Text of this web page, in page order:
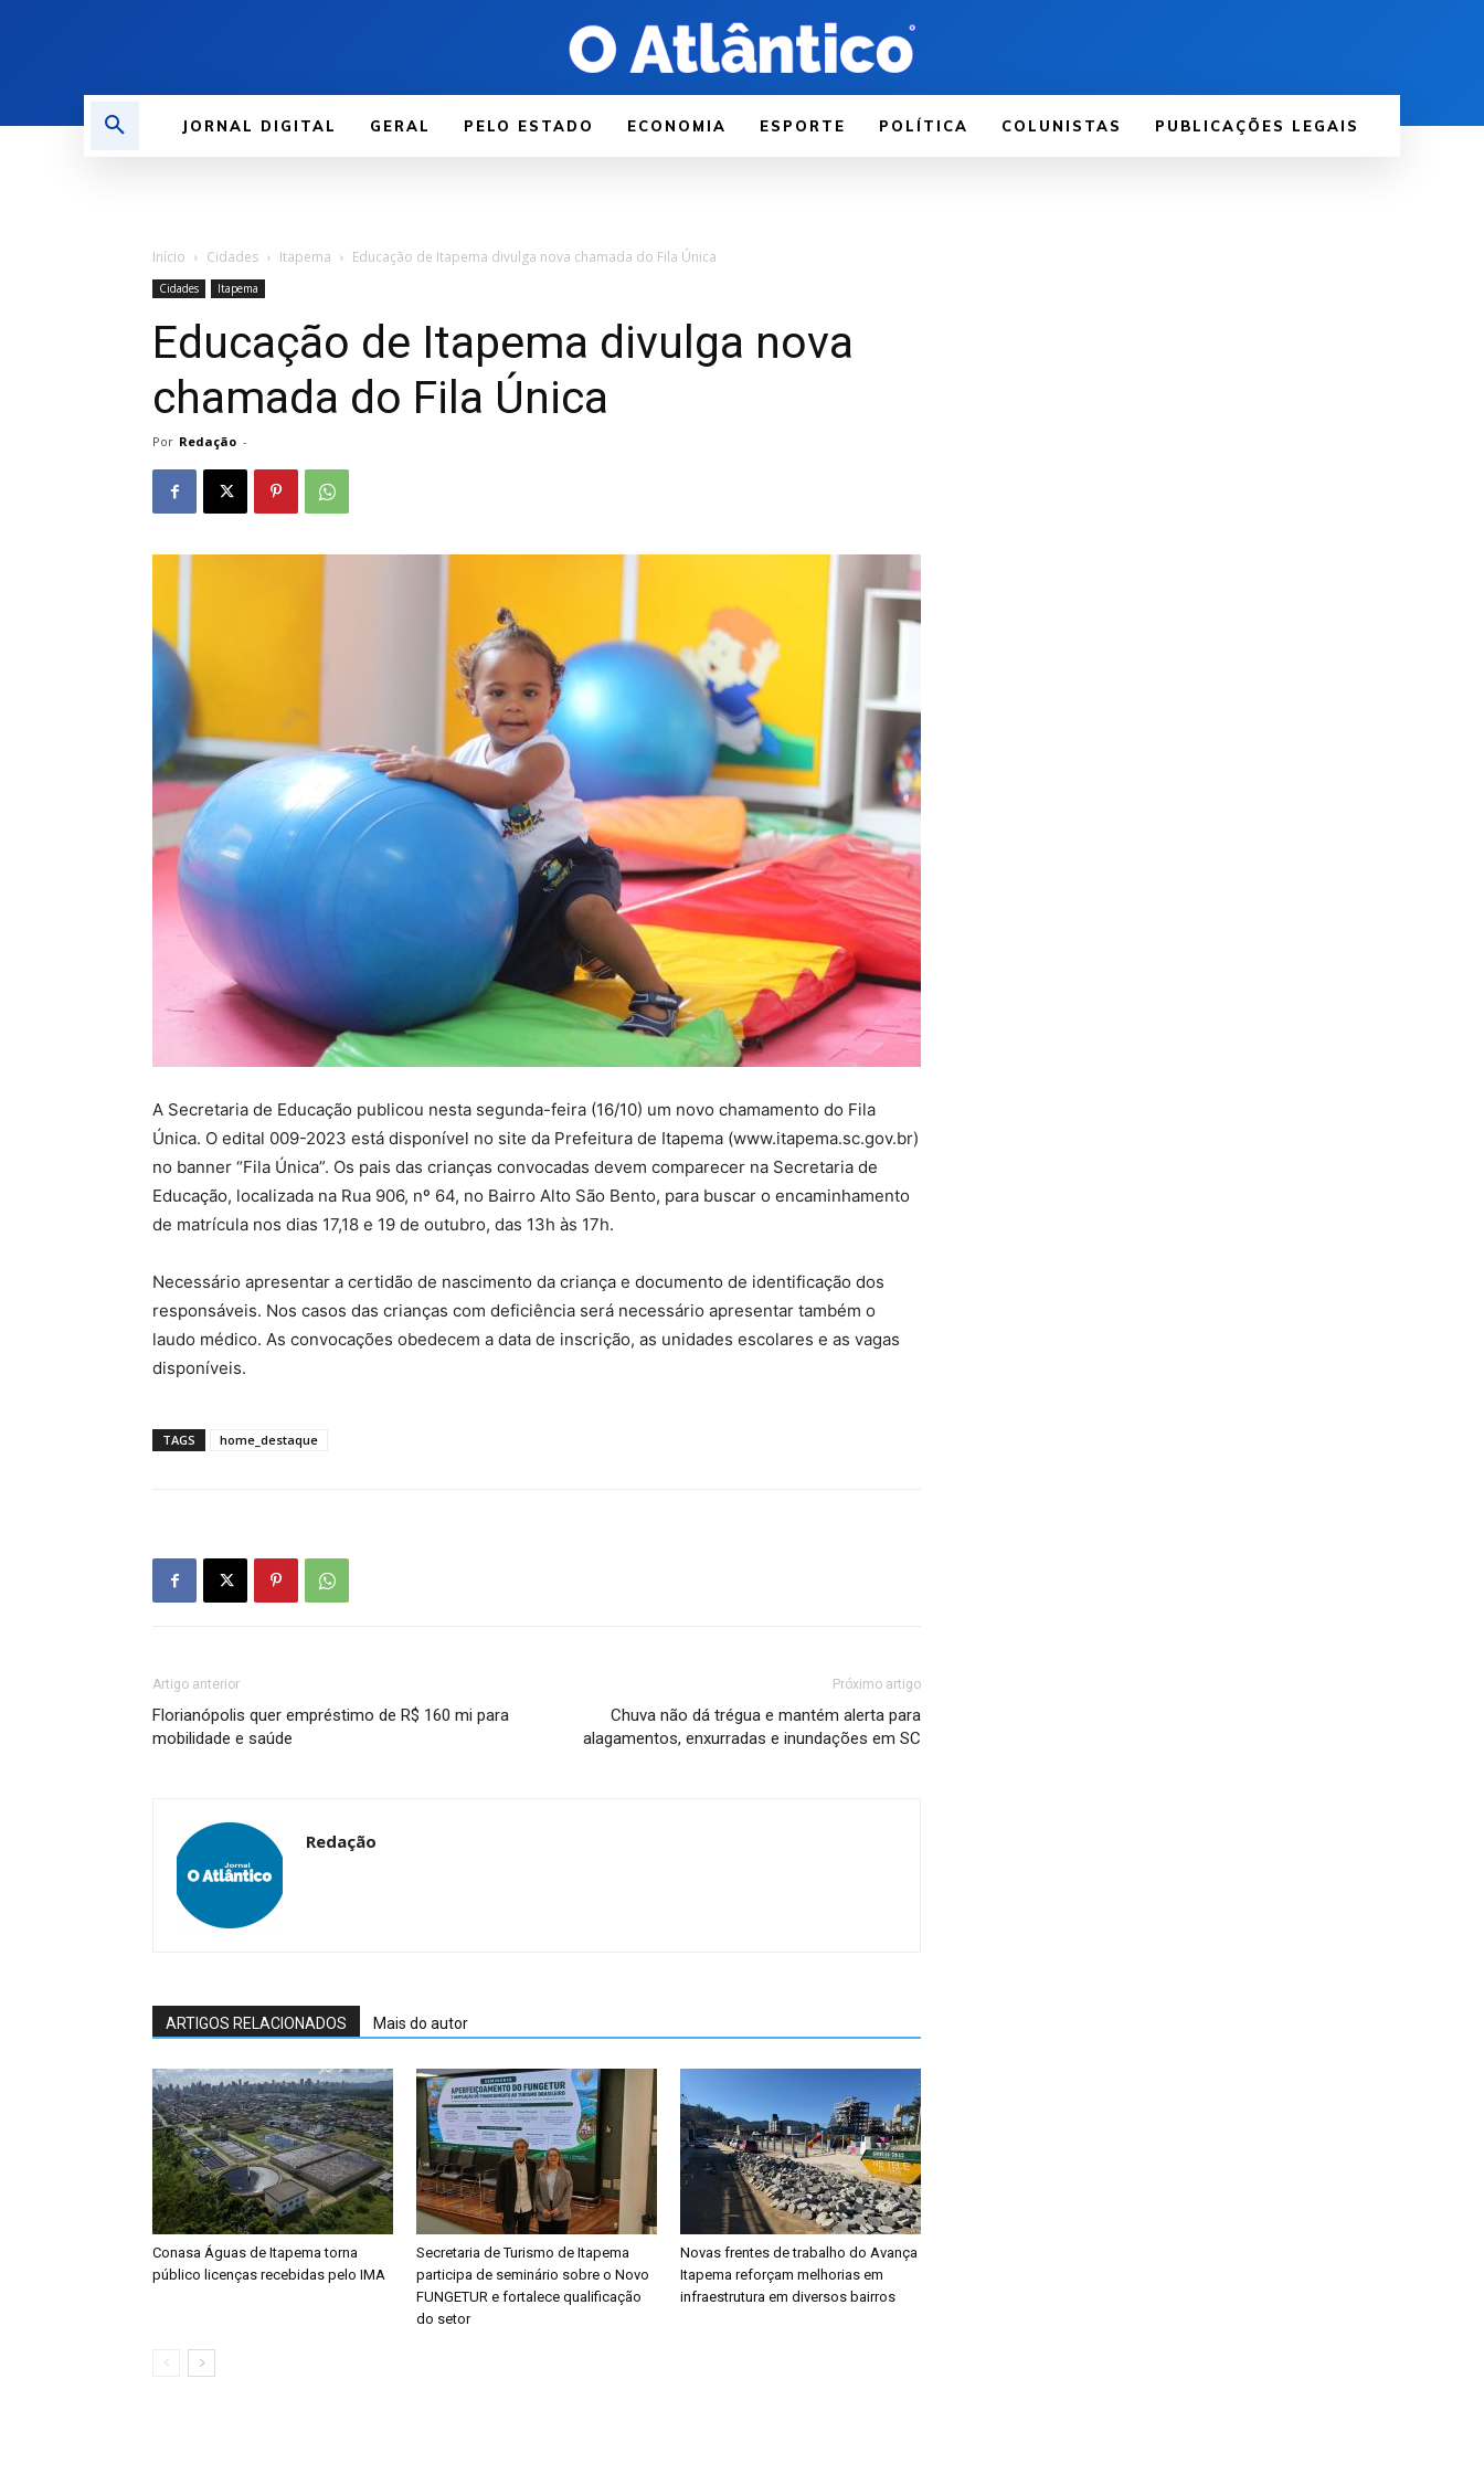
JORNAL DIGITAL GERAL PELO ESTADO ECONOMIA ESPORTE POLÍTICA COLUNISTAS PUBLICAÇÕES LEGAIS
Início Cidades Itapema Educação de Itapema divulga nova chamada do Fila Única
Cidades Itapema
Educação de Itapema divulga nova
chamada do Fila Única
Por Redação -
A Secretaria de Educação publicou nesta segunda-feira (16/10) um novo chamamento do Fila
Única. O edital 009-2023 está disponível no site da Prefeitura de Itapema (www.itapema.sc.gov.br)
no banner “Fila Única”. Os pais das crianças convocadas devem comparecer na Secretaria de
Educação, localizada na Rua 906, nº 64, no Bairro Alto São Bento, para buscar o encaminhamento
de matrícula nos dias 17,18 e 19 de outubro, das 13h às 17h.
Necessário apresentar a certidão de nascimento da criança e documento de identificação dos
responsáveis. Nos casos das crianças com deficiência será necessário apresentar também o
laudo médico. As convocações obedecem a data de inscrição, as unidades escolares e as vagas
disponíveis.
TAGS home_destaque
Artigo anterior
Florianópolis quer empréstimo de R$ 160 mi para
mobilidade e saúde
Próximo artigo
Chuva não dá trégua e mantém alerta para
alagamentos, enxurradas e inundações em SC
Redação
ARTIGOS RELACIONADOS Mais do autor
Conasa Águas de Itapema torna
público licenças recebidas pelo IMA
Secretaria de Turismo de Itapema
participa de seminário sobre o Novo
FUNGETUR e fortalece qualificação
do setor
Novas frentes de trabalho do Avança
Itapema reforçam melhorias em
infraestrutura em diversos bairros